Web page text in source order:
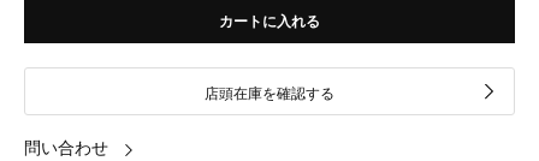
カートに入れる
店頭在庫を確認する
問い合わせ